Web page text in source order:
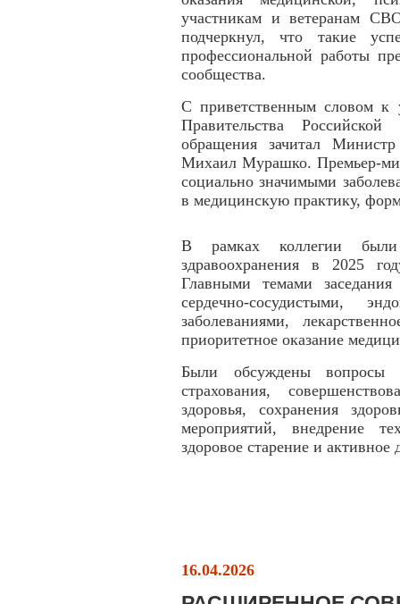
участникам и ветеранам
подчеркнул, что такие
профессиональной работы
сообщества.
С приветственным словом к
Правительства
обращения зачитал
Михаил Мурашко. Премьер-
социально значимыми
в медицинскую практику,
В рамках коллегии были
здравоохранения в 2025
Главными темами
сердечно-сосудистыми,
заболеваниями,
приоритетное оказание
Были обсуждены вопросы
страхования,
здоровья, сохранения
мероприятий, внедрение
здоровое старение и активное
16.04.2026